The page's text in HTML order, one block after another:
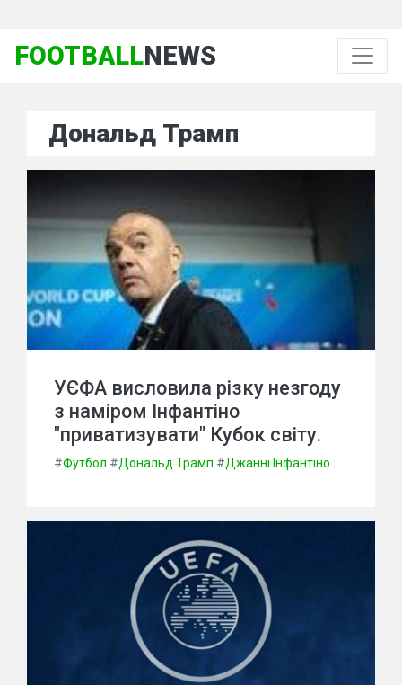
FOOTBALLNEWS
Дональд Трамп
УЄФА висловила різку незгоду
з наміром Інфантіно
"приватизувати" Кубок світу.
#Футбол #Дональд Трамп #Джанні Інфантіно